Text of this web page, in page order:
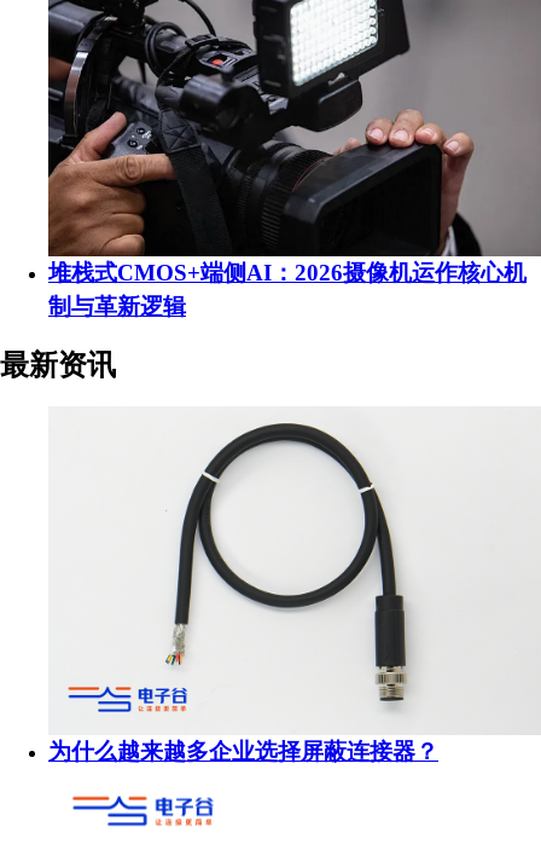
堆栈式CMOS+端侧AI：2026摄像机运作核心机
制与革新逻辑
最新资讯
为什么越来越多企业选择屏蔽连接器？